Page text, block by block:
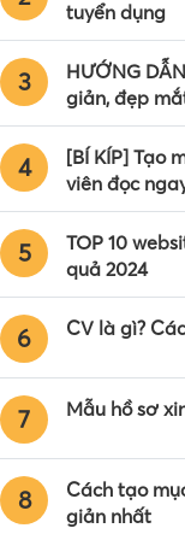
tuyển dụng
3
HƯỚNG
giản, đẹp
4
[BÍ KÍP] Tạo
viên đọc
5
TOP 10
quả 2024
6 CV là gì?
7 Mẫu hồ sơ
8
Cách tạo
giản nhất